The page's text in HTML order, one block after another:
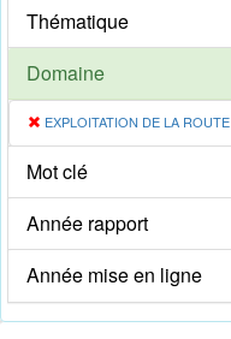
Thématique
Domaine
EXPLOITATION DE LA ROUTE
Mot clé
Année rapport
Année mise en ligne